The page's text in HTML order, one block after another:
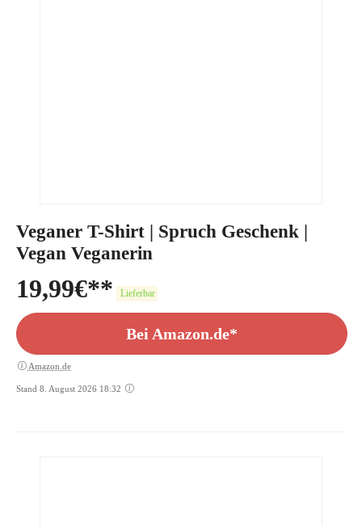
Veganer T-Shirt | Spruch Geschenk |
Vegan Veganerin
19,99€ Lieferbar
Bei Amazon.de*
Amazon.de
Stand 8. August 2026 18:32